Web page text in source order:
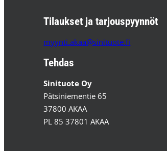
Tilaukset ja tarjouspyynnöt
myynti.akaa@sinituote.fi
Tehdas
Sinituote Oy
Pätsiniementie 65
37800 AKAA
PL 85 37801 AKAA